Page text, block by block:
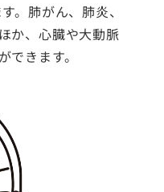
。肺がん、肺炎、
か、心臓や大動脈
できます。